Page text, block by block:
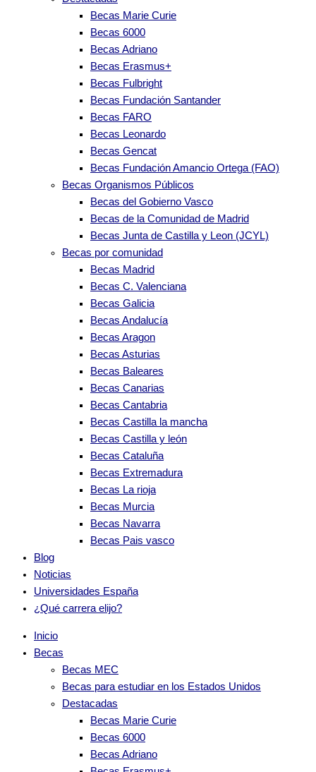
Becas Marie Curie
Becas 6000
Becas Adriano
Becas Erasmus+
Becas Fulbright
Becas Fundación Santander
Becas FARO
Becas Leonardo
Becas Gencat
Becas Fundación Amancio Ortega (FAO)
Becas Organismos Públicos
Becas del Gobierno Vasco
Becas de la Comunidad de Madrid
Becas Junta de Castilla y Leon (JCYL)
Becas por comunidad
Becas Madrid
Becas C. Valenciana
Becas Galicia
Becas Andalucía
Becas Aragon
Becas Asturias
Becas Baleares
Becas Canarias
Becas Cantabria
Becas Castilla la mancha
Becas Castilla y león
Becas Cataluña
Becas Extremadura
Becas La rioja
Becas Murcia
Becas Navarra
Becas Pais vasco
Blog
Noticias
Universidades España
¿Qué carrera elijo?
Inicio
Becas
Becas MEC
Becas para estudiar en los Estados Unidos
Destacadas
Becas Marie Curie
Becas 6000
Becas Adriano